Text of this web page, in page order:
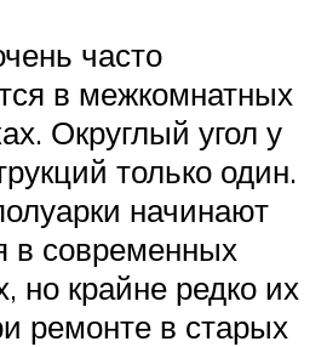
часто
в межкомнатных
Округлый угол у
только один.
начинают
в современных
но крайне редко их
ремонте в старых